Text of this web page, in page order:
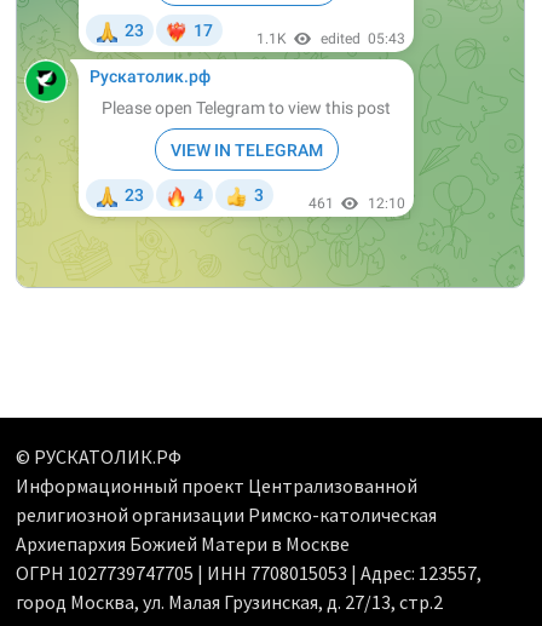
© РУСКАТОЛИК.РФ
Информационный проект Централизованной
религиозной организации Римско-католическая
Архиепархия Божией Матери в Москве
ОГРН 1027739747705 | ИНН 7708015053 | Адрес: 123557,
город Москва, ул. Малая Грузинская, д. 27/13, стр.2